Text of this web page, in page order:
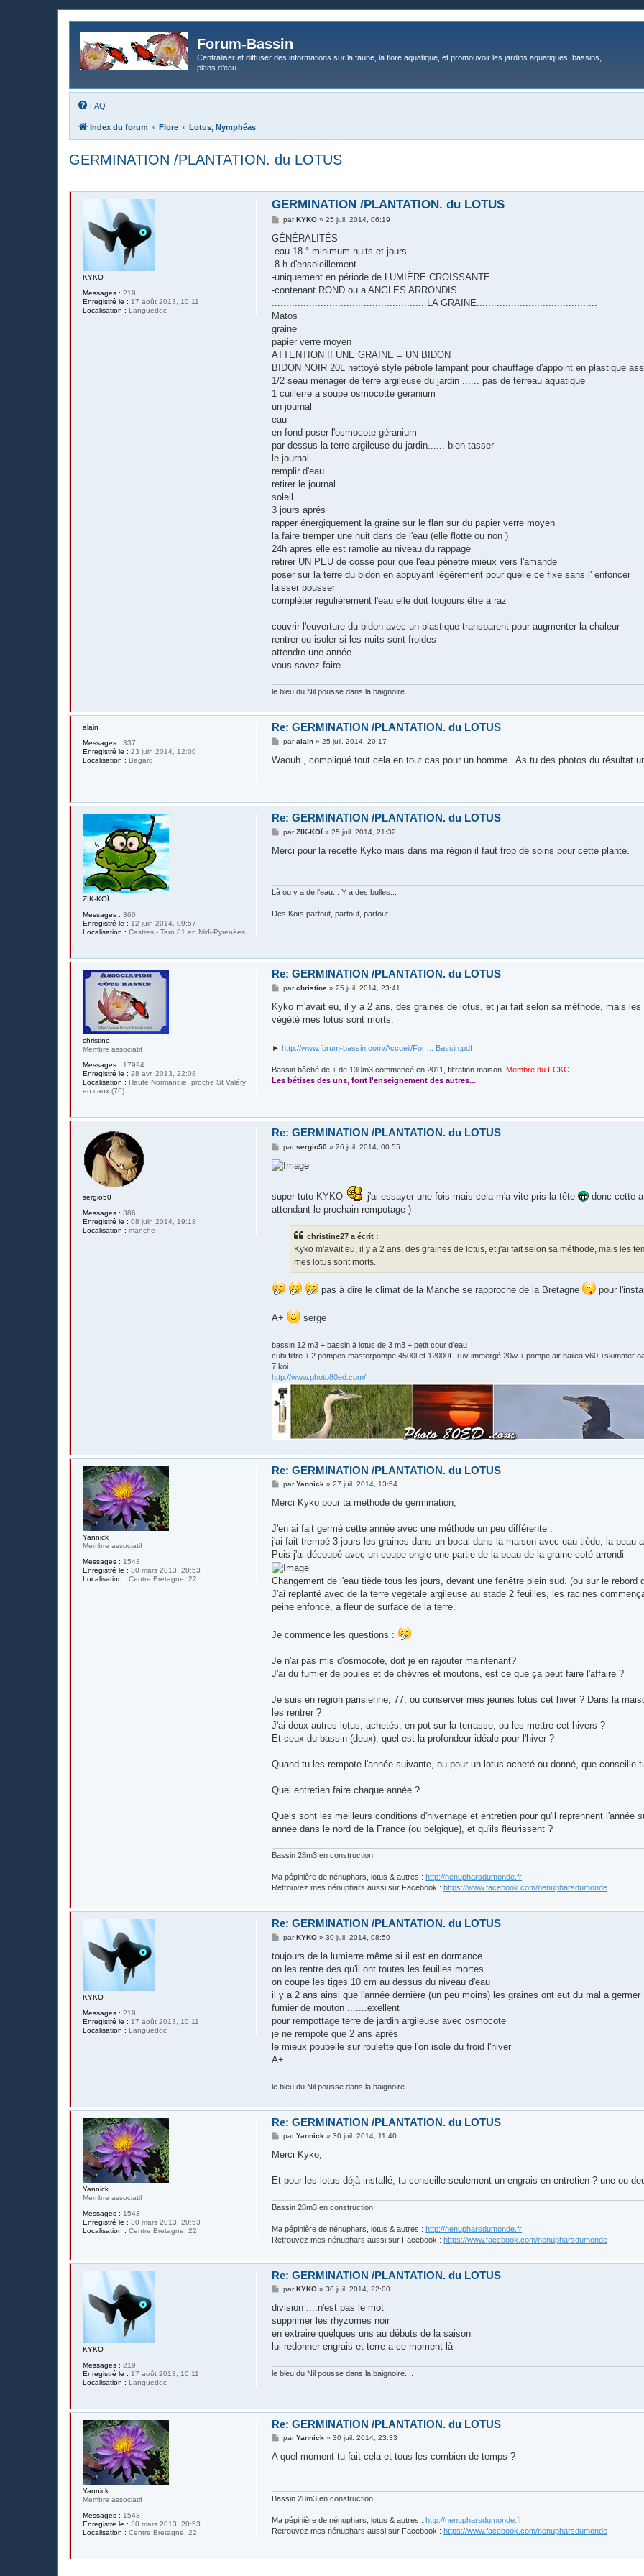
Forum-Bassin
Centraliser et diffuser des informations sur la faune, la flore aquatique, et promouvoir les jardins aquatiques, bassins,
plans d’eau....
FAQ
Index du forum Flore Lotus, Nymphéas
GERMINATION /PLANTATION. du LOTUS
KYKO
Messages : 219
Enregistré le : 17 août 2013, 10:11
Localisation : Languedoc
GERMINATION /PLANTATION. du LOTUS
M
s
a
g
parKYKO »25 juil. 2014, 06:19
GÉNÉRALITÉS
-eau 18 ° minimum nuits et jours
-8 h d'ensoleillement
-uniquement en période de LUMIÈRE CROISSANTE
-contenant ROND ou a ANGLES ARRONDIS
......................................................LA GRAINE..........................................
Matos
graine
papier verre moyen
ATTENTION !! UNE GRAINE = UN BIDON
BIDON NOIR 20L nettoyé style pétrole lampant pour chauffage d'appoint en plastique
1/2 seau ménager de terre argileuse du jardin ...... pas de terreau aquatique
1 cuillerre a soupe osmocotte géranium
un journal
eau
en fond poser l'osmocote géranium
par dessus la terre argileuse du jardin...... bien tasser
le journal
remplir d'eau
retirer le journal
soleil
3 jours aprés
rapper énergiquement la graine sur le flan sur du papier verre moyen
la faire tremper une nuit dans de l'eau (elle flotte ou non )
24h apres elle est ramolie au niveau du rappage
retirer UN PEU de cosse pour que l'eau pénetre mieux vers l'amande
poser sur la terre du bidon en appuyant légèrement pour quelle ce fixe sans l' enfoncer
laisser pousser
compléter régulièrement l'eau elle doit toujours être a raz
couvrir l'ouverture du bidon avec un plastique transparent pour augmenter la chaleur
rentrer ou isoler si les nuits sont froides
attendre une année
vous savez faire ........
le bleu du Nil pousse dans la baignoire....
alain
Messages : 337
Enregistré le : 23 juin 2014, 12:00
Localisation : Bagard
Re: GERMINATION /PLANTATION. du LOTUS
M
s
paralain »25 juil. 2014, 20:17
Waouh , compliqué tout cela en tout cas pour un homme . As tu des photos du résultat
ZIK-KOÏ
Messages : 360
Enregistré le : 12 juin 2014, 09:57
Localisation : Castres - Tarn 81 en Midi-Pyrénées.
Re: GERMINATION /PLANTATION. du LOTUS
M
s
parZIK-KOÏ »25 juil. 2014, 21:32
Merci pour la recette Kyko mais dans ma région il faut trop de soins pour cette plante.
Là ou y a de l'eau... Y a des bulles...
Des Koïs partout, partout, partout...
christine
Membre associatif
Messages : 17994
Enregistré le : 28 avr. 2013, 22:08
Localisation : Haute Normandie, proche St Valéry
en caux (76)
Re: GERMINATION /PLANTATION. du LOTUS
M
s
s
a
parchristine »25 juil. 2014, 23:41
Kyko m'avait eu, il y a 2 ans, des graines de lotus, et j'ai fait selon sa méthode, mais
végété mes lotus sont morts.
► http://www.forum-bassin.com/Accueil/For ... Bassin.pdf
Bassin bâché de + de 130m3 commencé en 2011, filtration maison. Membre du FCKC ....
Les bétises des uns, font l'enseignement des autres...
sergio50
Messages : 386
Enregistré le : 08 juin 2014, 19:18
Localisation : manche
Re: GERMINATION /PLANTATION. du LOTUS
M
s
s
e
parsergio50 »26 juil. 2014, 00:55
super tuto KYKO j'ai essayer une fois mais cela m'a vite pris la tête
donc cette
attendant le prochain rempotage )
christine27 a écrit :
Kyko m'avait eu, il y a 2 ans, des graines de lotus, et j'ai fait selon sa méthode, mais les
mes lotus sont morts.
pas à dire le climat de la Manche se rapproche de la Bretagne pour
A+ serge
bassin 12 m3 + bassin à lotus de 3 m3 + petit cour d'eau
cubi filtre + 2 pompes masterpompe 4500l et 12000L +uv immergé 20w + pompe air hailea v60 +skimmer
7 koi.
http://www.photo80ed.com/
Yannick
Membre associatif
Messages : 1543
Enregistré le : 30 mars 2013, 20:53
Localisation : Centre Bretagne, 22
Re: GERMINATION /PLANTATION. du LOTUS
M
s
g
parYannick »27 juil. 2014, 13:54
Merci Kyko pour ta méthode de germination,
J'en ai fait germé cette année avec une méthode un peu différente :
j'ai fait trempé 3 jours les graines dans un bocal dans la maison avec eau tiède, la peau
Puis j'ai découpé avec un coupe ongle une partie de la peau de la graine coté arrondi
Changement de l'eau tiède tous les jours, devant une fenêtre plein sud. (ou sur le rebord
J'ai replanté avec de la terre végétale argileuse au stade 2 feuilles, les racines
peine enfoncé, a fleur de surface de la terre.
Je commence les questions :
Je n'ai pas mis d'osmocote, doit je en rajouter maintenant?
J'ai du fumier de poules et de chèvres et moutons, est ce que ça peut faire l'affaire ?
Je suis en région parisienne, 77, ou conserver mes jeunes lotus cet hiver ? Dans la
les rentrer ?
J'ai deux autres lotus, achetés, en pot sur la terrasse, ou les mettre cet hivers ?
Et ceux du bassin (deux), quel est la profondeur idéale pour l'hiver ?
Quand tu les rempote l'année suivante, ou pour un lotus acheté ou donné, que conseille
Quel entretien faire chaque année ?
Quels sont les meilleurs conditions d'hivernage et entretien pour qu'il reprennent
année dans le nord de la France (ou belgique), et qu'ils fleurissent ?
Bassin 28m3 en construction.
Ma pépinière de nénuphars, lotus & autres : http://nenupharsdumonde.fr
Retrouvez mes nénuphars aussi sur Facebook : https://www.facebook.com/nenupharsdumonde
KYKO
Messages : 219
Enregistré le : 17 août 2013, 10:11
Localisation : Languedoc
Re: GERMINATION /PLANTATION. du LOTUS
M
s
s
a
g
parKYKO »30 juil. 2014, 08:50
toujours de la lumierre même si il est en dormance
on les rentre des qu'il ont toutes les feuilles mortes
on coupe les tiges 10 cm au dessus du niveau d'eau
il y a 2 ans ainsi que l'année dernière (un peu moins) les graines ont eut du mal a germer
fumier de mouton .......exellent
pour rempottage terre de jardin argileuse avec osmocote
je ne rempote que 2 ans aprés
le mieux poubelle sur roulette que l'on isole du froid l'hiver
A+
le bleu du Nil pousse dans la baignoire....
Yannick
Membre associatif
Messages : 1543
Enregistré le : 30 mars 2013, 20:53
Localisation : Centre Bretagne, 22
Re: GERMINATION /PLANTATION. du LOTUS
M
s
g
e
parYannick »30 juil. 2014, 11:40
Merci Kyko,
Et pour les lotus déjà installé, tu conseille seulement un engrais en entretien ? une ou
Bassin 28m3 en construction.
Ma pépinière de nénuphars, lotus & autres :http://nenupharsdumonde.fr
Retrouvez mes nénuphars aussi sur Facebook :https://www.facebook.com/nenupharsdumonde
KYKO
Messages : 219
Enregistré le : 17 août 2013, 10:11
Localisation : Languedoc
Re: GERMINATION /PLANTATION. du LOTUS
M
s
a
g
parKYKO »30 juil. 2014, 22:00
division ....n'est pas le mot
supprimer les rhyzomes noir
en extraire quelques uns au débuts de la saison
lui redonner engrais et terre a ce moment là
le bleu du Nil pousse dans la baignoire....
Yannick
Membre associatif
Messages : 1543
Enregistré le : 30 mars 2013, 20:53
Localisation : Centre Bretagne, 22
Re: GERMINATION /PLANTATION. du LOTUS
M
s
s
parYannick »30 juil. 2014, 23:33
A quel moment tu fait cela et tous les combien de temps ?
Bassin 28m3 en construction.
Ma pépinière de nénuphars, lotus & autres :http://nenupharsdumonde.fr
Retrouvez mes nénuphars aussi sur Facebook :https://www.facebook.com/nenupharsdumonde